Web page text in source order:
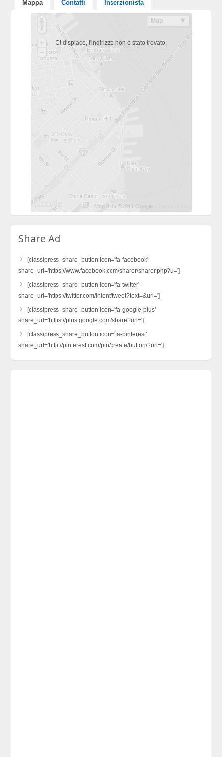
Mappa Contatti Inserzionista
Ci dispiace, l'indirizzo non è stato trovato.
Share Ad
[classipress_share_button icon='fa-facebook'
share_url='https://www.facebook.com/sharer/sharer.php?u=']
[classipress_share_button icon='fa-twitter'
share_url='https://twitter.com/intent/tweet?text=&url=']
[classipress_share_button icon='fa-google-plus'
share_url='https://plus.google.com/share?url=']
[classipress_share_button icon='fa-pinterest'
share_url='http://pinterest.com/pin/create/button/?url=']